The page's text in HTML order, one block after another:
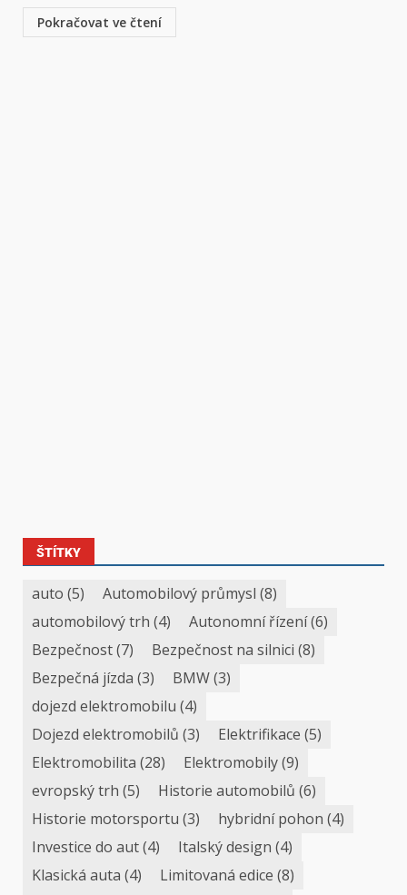
Pokračovat ve čtení
ŠTÍTKY
auto (5) Automobilový průmysl (8)
automobilový trh (4) Autonomní řízení(6)
Bezpečnost(7) Bezpečnost na silnici (8)
Bezpečná jízda (3) BMW(3)
dojezd elektromobilu (4)
Dojezd elektromobilů (3) Elektrifikace (5)
Elektromobilita (28) Elektromobily(9)
evropský trh (5) Historie automobilů (6)
Historie motorsportu (3) hybridní pohon (4)
Investice do aut(4) Italský design (4)
Klasická auta (4) Limitovaná edice (8)